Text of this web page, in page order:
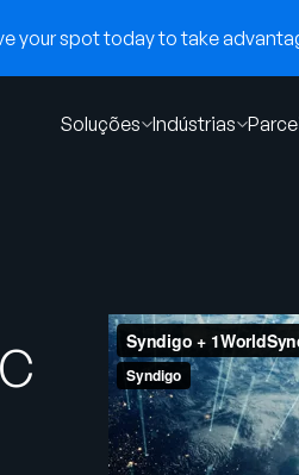
your spot today to take
Soluções Indústrias